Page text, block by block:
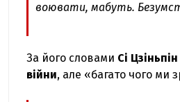
воювати, мабуть.
За його словами Сі
війни, але «багато чого ми